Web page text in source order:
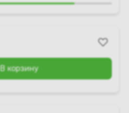
В корзину